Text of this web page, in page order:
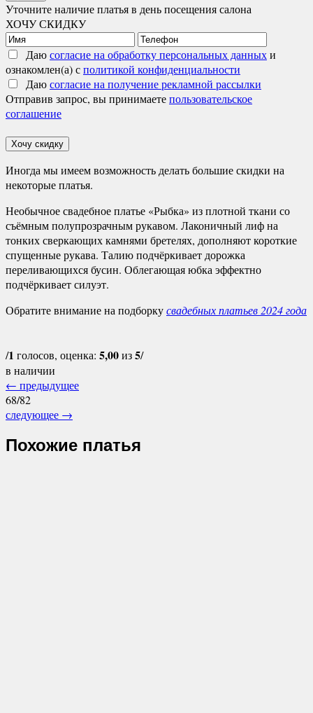
Уточните наличие платья в день посещения салона
ХОЧУ СКИДКУ
Даюсогласие на обработку персональных данныхи
ознакомлен(а) сполитикой конфиденциальности
Даюсогласие на получение рекламной рассылки
Отправив запрос, вы принимаетепользовательское
соглашение
Хочу скидку
Иногда мы имеем возможность делать большие скидки на
некоторые платья.
Необычное свадебное платье «Рыбка» из плотной ткани со
съёмным полупрозрачным рукавом. Лаконичный лиф на
тонких сверкающих камнями бретелях, дополняют короткие
спущенные рукава. Талию подчёркивает дорожка
переливающихся бусин. Облегающая юбка эффектно
подчёркивает силуэт.
Обратите внимание на подборкусвадебных платьев 2024 года
/1 голосов, оценка: 5,00из5/
в наличии
← предыдущее
68/82
следующее →
Похожие платья